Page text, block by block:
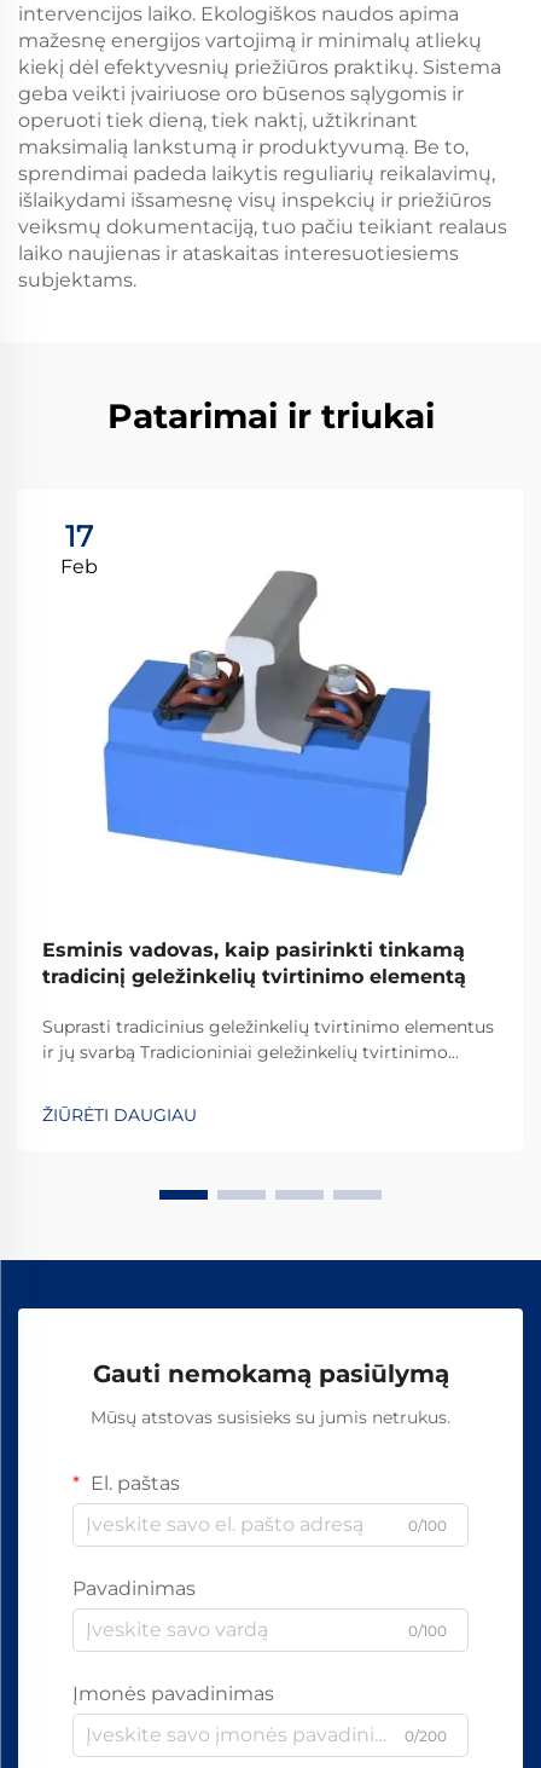
intervencijos laiko. Ekologiškos naudos apima
mažesnę energijos vartojimą ir minimalų atliekų
kiekį dėl efektyvesnių priežiūros praktikų. Sistema
geba veikti įvairiuose oro būsenos sąlygomis ir
operuoti tiek dieną, tiek naktį, užtikrinant
maksimalią lankstumą ir produktyvumą. Be to,
sprendimai padeda laikytis reguliarių reikalavimų,
išlaikydami išsamesnę visų inspekcių ir priežiūros
veiksmų dokumentaciją, tuo pačiu teikiant realaus
laiko naujienas ir ataskaitas interesuotiesiems
subjektams.
Patarimai ir triukai
17
Feb
Esminis vadovas, kaip pasirinkti tinkamą
tradicinį geležinkelių tvirtinimo elementą
Suprasti tradicinius geležinkelių tvirtinimo elementus
ir jų svarbą Tradicioniniai geležinkelių tvirtinimo
geležinkelių bėgių stabilumą ir saugumą kasdienėms
operacijoms. Daugelis sistemų pasikliauja
ŽIŪRĖTI DAUGIAU
Gauti nemokamą pasiūlymą
Mūsų atstovas susisieks su jumis netrukus.
El. paštas
0/100
Pavadinimas
0/100
Įmonės pavadinimas
0/200